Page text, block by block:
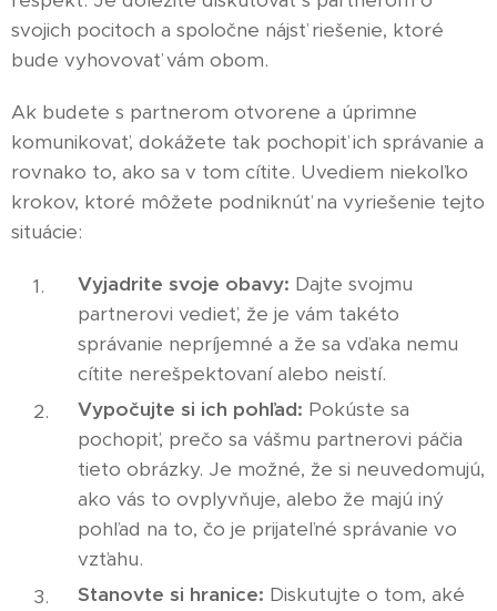
svojich pocitoch a spoločne nájsť riešenie, ktoré
bude vyhovovať vám obom.
Ak budete s partnerom otvorene a úprimne
komunikovať, dokážete tak pochopiť ich správanie a
rovnako to, ako sa v tom cítite. Uvediem niekoľko
krokov, ktoré môžete podniknúť na vyriešenie tejto
situácie:
Vyjadrite svoje obavy: Dajte svojmu
partnerovi vedieť, že je vám takéto
správanie nepríjemné a že sa vďaka nemu
cítite nerešpektovaní alebo neistí.
Vypočujte si ich pohľad: Pokúste sa
pochopiť, prečo sa vášmu partnerovi páčia
tieto obrázky. Je možné, že si neuvedomujú,
ako vás to ovplyvňuje, alebo že majú iný
pohľad na to, čo je prijateľné správanie vo
vzťahu.
Stanovte si hranice: Diskutujte o tom, aké